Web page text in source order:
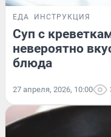
ЕДА ИНСТРУКЦИЯ
Суп с
невероятно
блюда
27 апреля, 2026, 10:00